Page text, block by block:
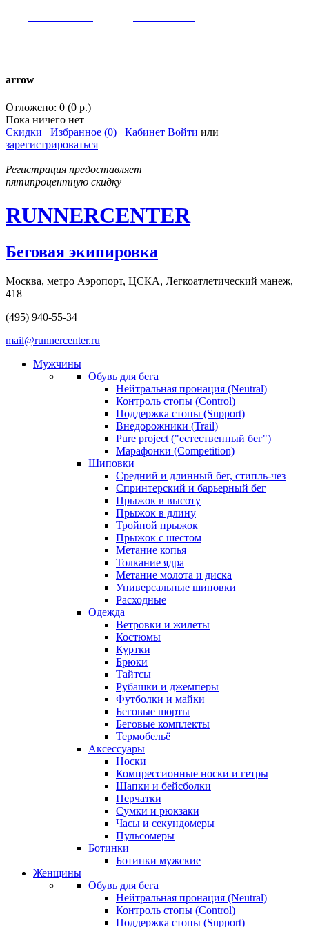
arrow
Отложено: 0 (0 р.)
Пока ничего нет
Скидки
Избранное (0) Кабинет Войти или
зарегистрироваться
Регистрация предоставляет
пятипроцентную скидку
RUNNERCENTER
Беговая экипировка
Москва, метро Аэропорт, ЦСКА, Легкоатлетический манеж,
418
(495) 940-55-34
mail@runnercenter.ru
Мужчины
Обувь для бега
Нейтральная пронация (Neutral)
Контроль стопы (Control)
Поддержка стопы (Support)
Внедорожники (Trail)
Pure project ("естественный бег")
Марафонки (Competition)
Шиповки
Средний и длинный бег, стипль-чез
Cпринтерский и барьерный бег
Прыжок в высоту
Прыжок в длину
Тройной прыжок
Прыжок с шестом
Метание копья
Толкание ядра
Метание молота и диска
Универсальные шиповки
Расходные
Одежда
Ветровки и жилеты
Костюмы
Куртки
Брюки
Тайтсы
Рубашки и джемперы
Футболки и майки
Беговые шорты
Беговые комплекты
Термобельё
Аксессуары
Носки
Компрессионные носки и гетры
Шапки и бейсболки
Перчатки
Сумки и рюкзаки
Часы и секундомеры
Пульсомеры
Ботинки
Ботинки мужские
Женщины
Обувь для бега
Нейтральная пронация (Neutral)
Контроль стопы (Control)
Поддержка стопы (Support)